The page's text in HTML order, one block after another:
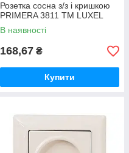
Розетка сосна з/з і кришкою
PRIMERA 3811 ТМ LUXEL
В наявності
168,67 ₴
Купити